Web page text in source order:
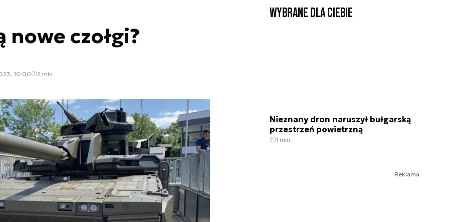
czołgi?
10:00 2 min.
Wybrane dla Ciebie
Nieznany dron naruszył bułgarską
przestrzeń powietrzną
1 min.
Reklama